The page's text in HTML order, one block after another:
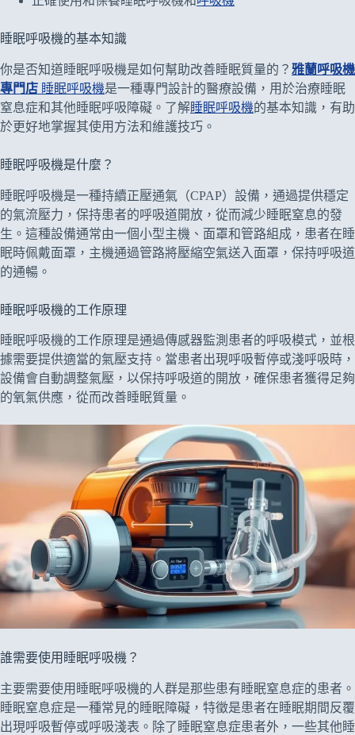
睡眠呼吸機的基本知識
你是否知道睡眠呼吸機是如何幫助改善睡眠質量的？ 雅蘭呼吸機
專門店 睡眠呼吸機是一種專門設計的醫療設備，用於治療睡眠
窒息症和其他睡眠呼吸障礙。了解睡眠呼吸機的基本知識，有助
於更好地掌握其使用方法和維護技巧。
睡眠呼吸機是什麼？
睡眠呼吸機是一種持續正壓通氣（CPAP）設備，通過提供穩定
的氣流壓力，保持患者的呼吸道開放，從而減少睡眠窒息的發
生。這種設備通常由一個小型主機、面罩和管路組成，患者在睡
眠時佩戴面罩，主機通過管路將壓縮空氣送入面罩，保持呼吸道
的通暢。
睡眠呼吸機的工作原理
睡眠呼吸機的工作原理是通過傳感器監測患者的呼吸模式，並根
據需要提供適當的氣壓支持。當患者出現呼吸暫停或淺呼吸時，
設備會自動調整氣壓，以保持呼吸道的開放，確保患者獲得足夠
的氧氣供應，從而改善睡眠質量。
誰需要使用睡眠呼吸機？
主要需要使用睡眠呼吸機的人群是那些患有睡眠窒息症的患者。
睡眠窒息症是一種常見的睡眠障礙，特徵是患者在睡眠期間反覆
出現呼吸暫停或呼吸淺表。除了睡眠窒息症患者外，一些其他睡